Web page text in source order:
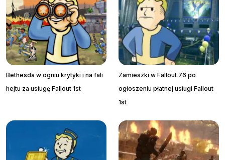
Bethesda w ogniu krytyki i na fali
hejtu za usługę Fallout 1st
Zamieszki w Fallout 76 po
ogłoszeniu płatnej usługi Fallout
1st